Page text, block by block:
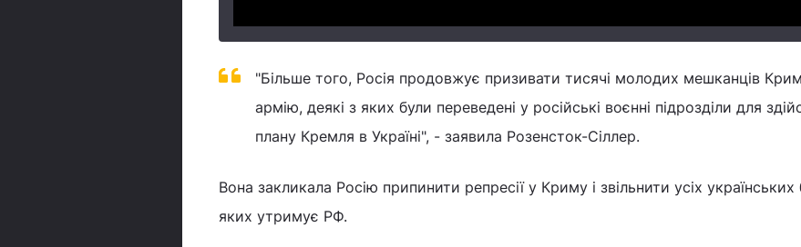
"Більше того, Росія продовжує призивати тисячі молодих мешканців
армію, деякі з яких були переведені у російські воєнні підрозділи для
плану Кремля в Україні", - заявила Розенсток-Сіллер.
Вона закликала Росію припинити репресії у Криму і звільнити усіх українських
яких утримує РФ.